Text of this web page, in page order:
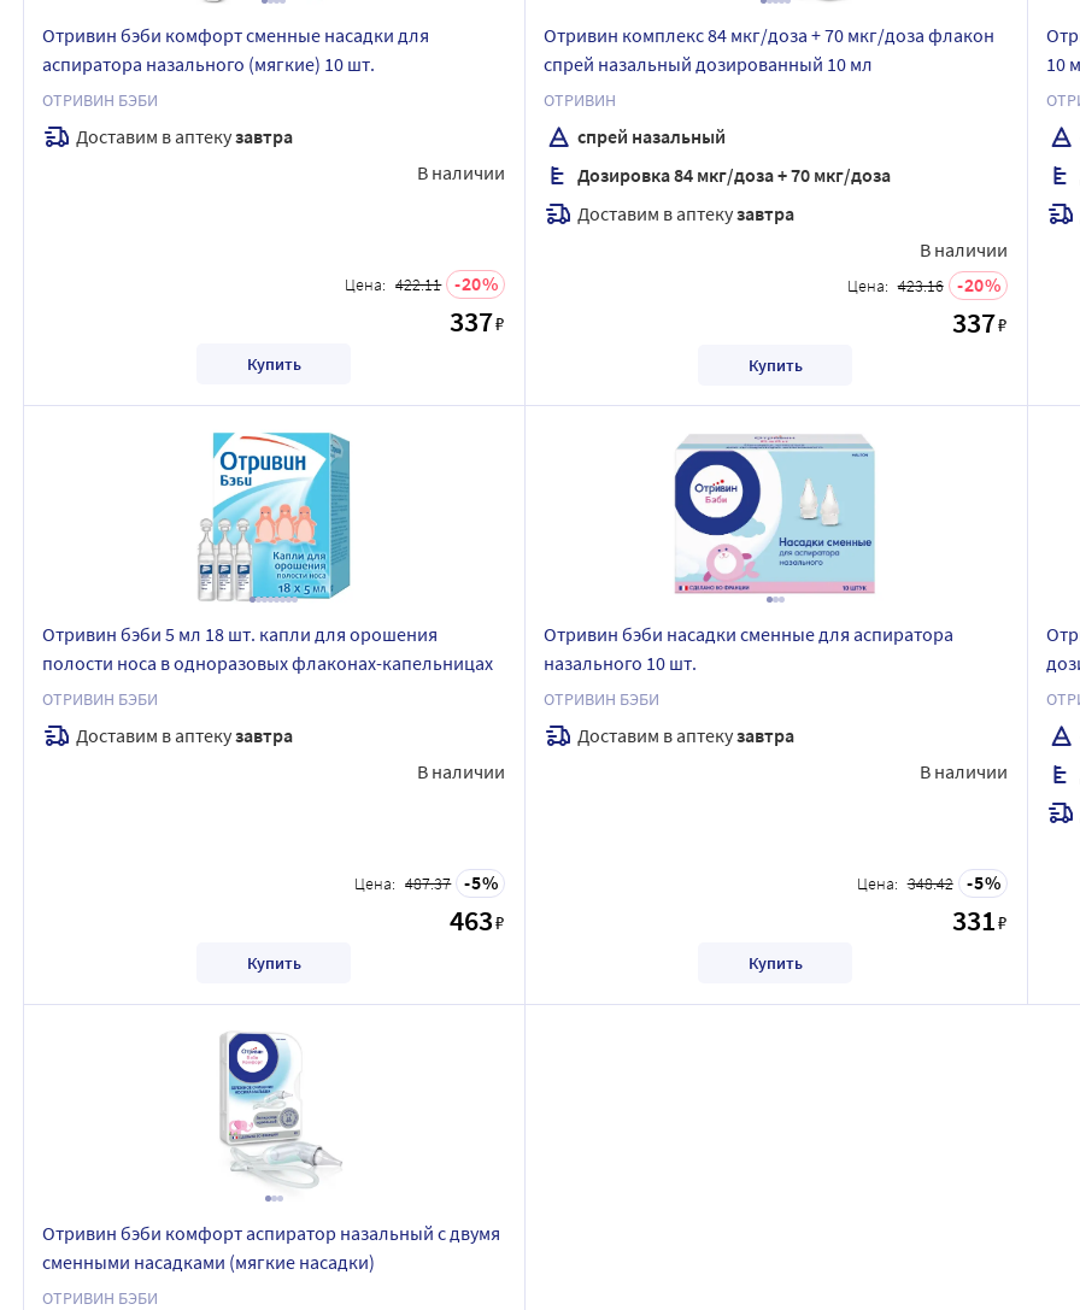
Отривин бэби комфорт сменные насадки для
аспиратора назального (мягкие) 10 шт.
ОТРИВИН БЭБИ
Доставим в аптекузавтра
В наличии
Цена: 422.11 20
337₽
Купить
Отривин комплекс 84 мкг/доза + 70 мкг/доза флакон
спрей назальный дозированный 10 мл
ОТРИВИН
спрей назальный
Дозировка 84 мкг/доза + 70 мкг/доза
Доставим в аптекузавтра
В наличии
Цена: 423.16 20
337₽
Купить
10
Отривин бэби 5 мл 18 шт. капли для орошения
полости носа в одноразовых флаконах-капельницах
ОТРИВИН БЭБИ
Доставим в аптекузавтра
В наличии
Цена: 487.37 5
463₽
Купить
Отривин бэби насадки сменные для аспиратора
назального 10 шт.
ОТРИВИН БЭБИ
Доставим в аптекузавтра
В наличии
Цена: 348.42 5
331₽
Купить
Отривин бэби комфорт аспиратор назальный с двумя
сменными насадками (мягкие насадки)
ОТРИВИН БЭБИ